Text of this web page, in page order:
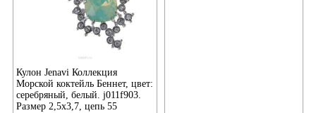
Кулон Jenavi Коллекция
Морской коктейль Беннет, цвет:
серебряный, белый. j011f903.
Размер 2,5x3,7, цепь 55